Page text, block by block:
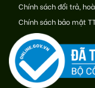
Chính sách đổi trả,
Chính sách bảo mật